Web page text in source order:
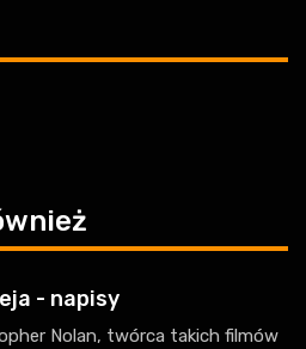
- napisy
Nolan, twórca takich filmów